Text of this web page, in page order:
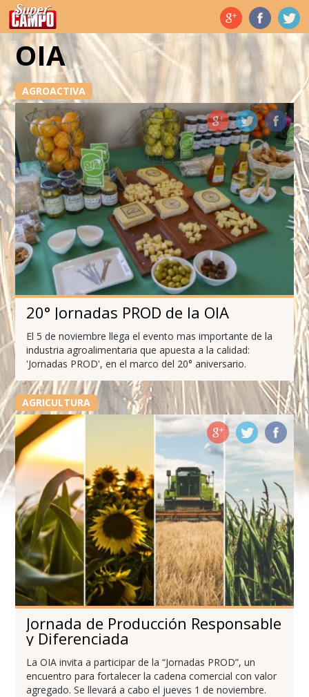
Temas de hoy
OIA
AGROACTIVA
20° Jornadas PROD de la OIA
El 5 de noviembre llega el evento mas importante de la
industria agroalimentaria que apuesta a la calidad:
'Jornadas PROD', en el marco del 20° aniversario.
AGRICULTURA
Jornada de Producción Responsable
y Diferenciada
La OIA invita a participar de la “Jornadas PROD”, un
encuentro para fortalecer la cadena comercial con valor
agregado. Se llevará a cabo el jueves 1 de noviembre.